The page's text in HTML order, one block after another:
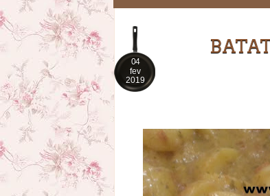
04
fev
2019